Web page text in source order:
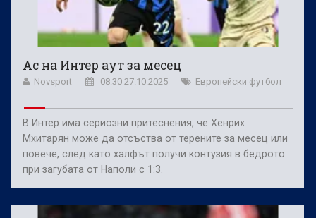
Ас на Интер аут за месец
Novsport 08:30 27.10.2025 Европейски футбол
В Интер има сериозни притеснения, че Хенрих
Мхитарян може да отсъства от терените за месец или
повече, след като халфът получи контузия в бедрото
при загубата от Наполи с 1:3.